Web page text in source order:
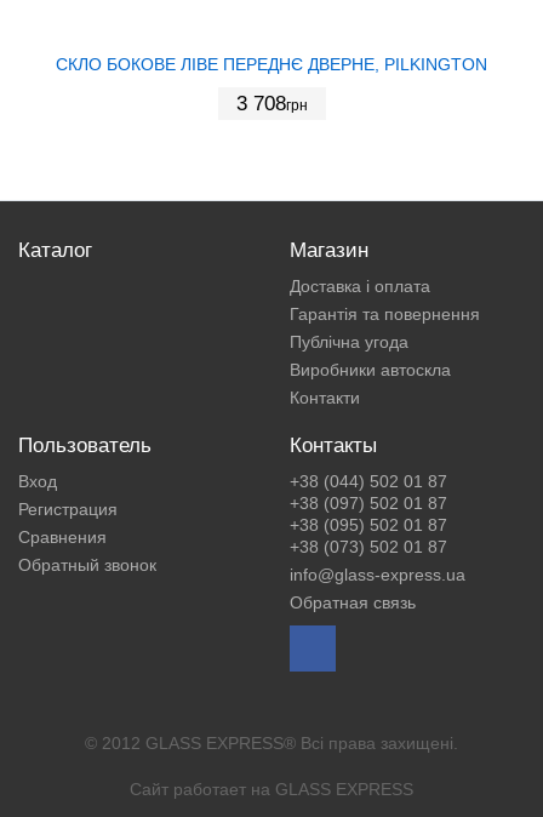
СКЛО БОКОВЕ ЛІВЕ ПЕРЕДНЄ ДВЕРНЕ, PILKINGTON
3 708грн
Каталог Магазин
Доставка і оплата
Гарантія та повернення
Публічна угода
Виробники автоскла
Контакти
Пользователь
Вход
Регистрация
Сравнения
Обратный звонок
Контакты
+38 (044) 502 01 87
+38 (097) 502 01 87
+38 (095) 502 01 87
+38 (073) 502 01 87
info@glass-express.ua
Обратная связь
© 2012 GLASS EXPRESS® Всі права захищені.
Сайт работает на GLASS EXPRESS